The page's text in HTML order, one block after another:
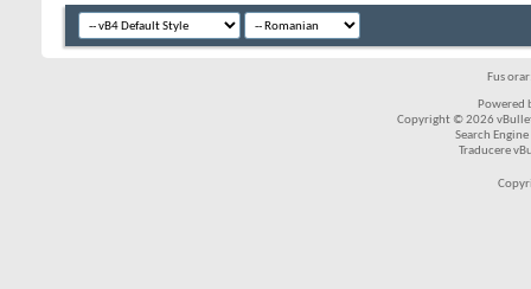
Fus
Powered
Copyright © 2026
Search
Traducere